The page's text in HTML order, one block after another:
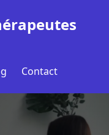
Contact